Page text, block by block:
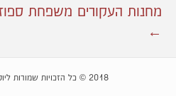
←
2018 © כל הזכויות שמורות ליוסי עופר "גולה ותקומה"